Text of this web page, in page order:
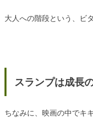
大人への階段という、ビ
スランプは成長
ちなみに、映画の中でキ